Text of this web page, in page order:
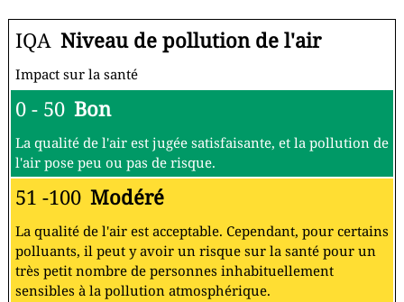
IQA Niveau de pollution de l'air
Impact sur la santé
0 - 50 Bon
La qualité de l'air est jugée satisfaisante, et la pollution de
l'air pose peu ou pas de risque.
51 -100 Modéré
La qualité de l'air est acceptable. Cependant, pour certains
polluants, il peut y avoir un risque sur la santé pour un
très petit nombre de personnes inhabituellement
sensibles à la pollution atmosphérique.